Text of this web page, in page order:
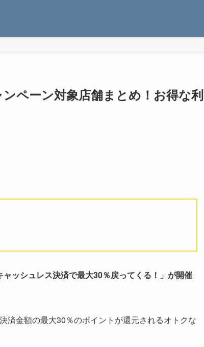
ンペーン対象店舗まとめ！お得な利
ッシュレス決済で最大30％戻ってくる！」が開催
済金額の最大30％のポイントが還元されるオトクな